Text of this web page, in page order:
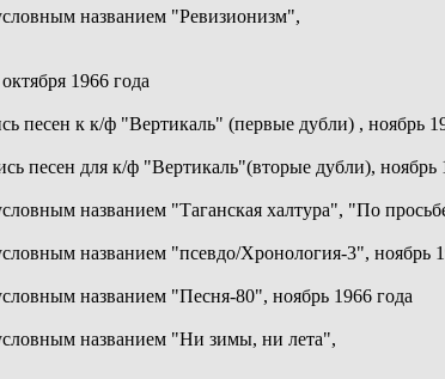
названием "Ревизионизм",
1966 года
песен к к/ф "Вертикаль" (первые дубли) , ноябрь
песен для к/ф "Вертикаль"(вторые дубли), ноябрь
названием "Таганская халтура", "По
названием "псевдо/Хронология-3", ноябрь
названием "Песня-80", ноябрь 1966 года
названием "Ни зимы, ни лета",